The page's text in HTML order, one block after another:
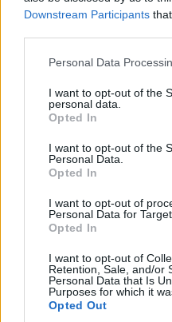
Downstream Participants
Please note that this
not limited to your visit or
grant or deny consent to
use your data for below
consent section.
Personal Data
I want to opt-out of the
personal data.
Opted In
I want to opt-out of the
Personal Data.
Opted In
I want to opt-out of
Personal Data for
Opted In
I want to opt-out of
Retention, Sale, and/or
Personal Data that Is
Purposes for which it
Opted Out
Frozen yogurt ή παγωτό;